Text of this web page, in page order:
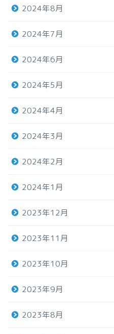
2024年8月
2024年7月
2024年6月
2024年5月
2024年4月
2024年3月
2024年2月
2024年1月
2023年12月
2023年11月
2023年10月
2023年9月
2023年8月